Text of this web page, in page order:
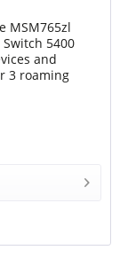
MSM765zl
5400
and
3 roaming